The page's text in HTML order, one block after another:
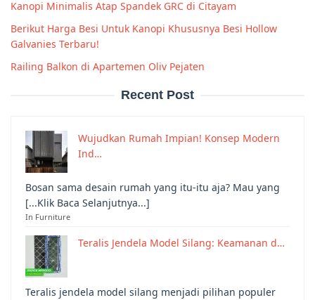
Kanopi Minimalis Atap Spandek GRC di Citayam
Berikut Harga Besi Untuk Kanopi Khususnya Besi Hollow
Galvanies Terbaru!
Railing Balkon di Apartemen Oliv Pejaten
Recent Post
Wujudkan Rumah Impian! Konsep Modern
Ind…
Bosan sama desain rumah yang itu-itu aja? Mau yang
[...Klik Baca Selanjutnya...]
In Furniture
Teralis Jendela Model Silang: Keamanan d…
Teralis jendela model silang menjadi pilihan populer